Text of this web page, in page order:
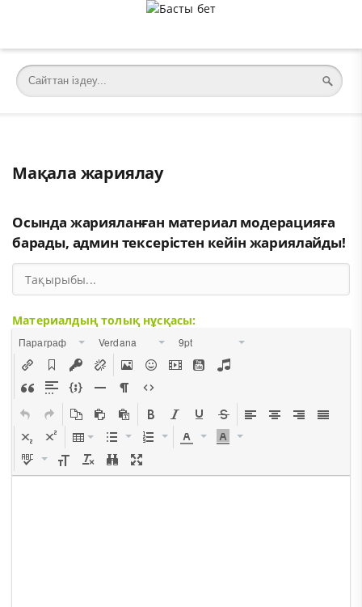
Мақала жариялау
Осында жарияланған материал модерацияға
барады, админ тексерістен кейін жариялайды!
Материалдың толық нұсқасы:
Параграф Verdana 9pt